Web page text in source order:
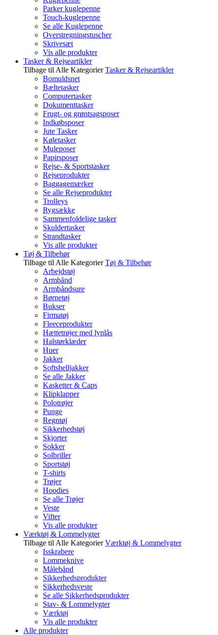
Parker kuglepenne
Touch-kuglepenne
Se alle Kuglepenne
Overstregningstuscher
Skrivesæt
Vis alle produkter
Tasker & Rejseartikler
Tilbage til Alle Kategorier Tasker & Rejseartikler
Bomuldsnet
Bæltetasker
Computertasker
Dokumenttasker
Frugt- og grøntsagsposer
Indkøbsposer
Jute Tasker
Køletasker
Muleposer
Papirsposer
Rejse- & Sportstasker
Rejseprodukter
Baggagemærker
Se alle Rejseprodukter
Trolleys
Rygsække
Sammenfoldelige tasker
Skuldertasker
Strandtasker
Vis alle produkter
Tøj & Tilbehør
Tilbage til Alle Kategorier Tøj & Tilbehør
Arbejdstøj
Armbånd
Armbåndsure
Børnetøj
Bukser
Firmatøj
Fleeceprodukter
Hættetrøjer med lynlås
Halstørklæder
Huer
Jakker
Softshelljakker
Se alle Jakker
Kasketter & Caps
Klipklapper
Polotrøjer
Punge
Regntøj
Sikkerhedstøj
Skjorter
Sokker
Solbriller
Sportstøj
T-shirts
Trøjer
Hoodies
Se alle Trøjer
Veste
Vifter
Vis alle produkter
Værktøj & Lommelygter
Tilbage til Alle Kategorier Værktøj & Lommelygter
Isskrabere
Lommeknive
Målebånd
Sikkerhedsprodukter
Sikkerhedsveste
Se alle Sikkerhedsprodukter
Stav- & Lommelygter
Værktøj
Vis alle produkter
Alle produkter